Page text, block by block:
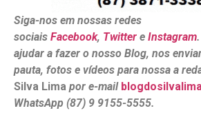
Siga-nos em nossas redes
sociais Facebook, Twitter e Instagram
ajudar a fazer o nosso Blog, nos
pauta, fotos e vídeos para nossa a
Silva Lima por e-mail
WhatsApp (87) 9 9155-5555.